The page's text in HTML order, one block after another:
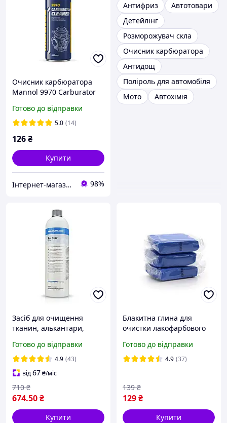
Очисник карбюратора
Mannol 9970 Carburator
Готово до відправки
5.0 (14)
126₴
Купити
Інтернет-магазин BiBiOil 98%
Антифриз
Автотовари
Детейлінг
Розморожувач скла
Очисник карбюратора
Антидощ
Поліроль для автомобіля
Мото
Автохімія
Засіб для очищення
тканин, алькантари,
текстилю Pol Star Po Koch
Chemie 1 л Original
Готово до відправки
4.9 (43)
від67₴/міс
674.50₴
710 ₴
Купити
Блакитна глина для
очистки лакофарбового
гр.
Готово до відправки
4.9 (37)
129₴
139 ₴
Купити